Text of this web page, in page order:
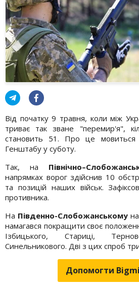
Від початку 9 травня, коли між
триває так зване "перемир'я",
становить 51. Про це
Генштабу у суботу.
Так, на
напрямках ворог здійснив 10
та позицій наших військ.
противника.
На Південно-Слобожанському
намагався покращити своє
Ізбицького, Стариці,
Синельникового. Дві з цих спроб
Допомогти